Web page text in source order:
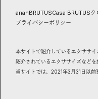
ananBRUTUSCasa BRUTUS ク
プライバシーポリシー
本サイトで紹介しているエクササ
紹介されているエクササイズなど
当サイトでは、2021年3月31日以